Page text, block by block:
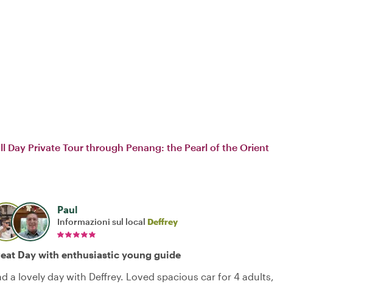
Day Private Tour through Penang: the Pearl of the Orient
Paul
Informazioni sul local Deffrey
Day with enthusiastic young guide
a lovely day with Deffrey. Loved spacious car for 4 adults,